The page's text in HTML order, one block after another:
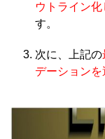
ウトライン
す。
次に、上記の
デーションを